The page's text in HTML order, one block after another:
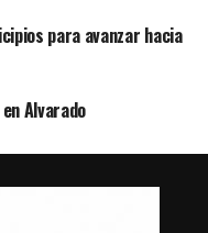
para avanzar hacia
Alvarado